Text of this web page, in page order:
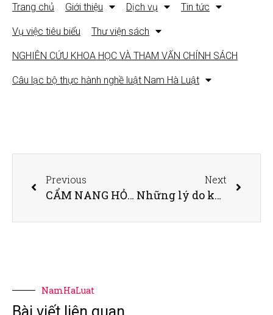
Trang chủ Giới thiệu Dịch vụ Tin tức
Vụ việc tiêu biểu Thư viện sách
NGHIÊN CỨU KHOA HỌC VÀ THAM VẤN CHÍNH SÁCH
Câu lạc bộ thực hành nghề luật Nam Hà Luật
Previous
CẨM NANG HỎI – ĐÁP THỦ TỤC VỀ ĐĂNG KÝ ĐẤT ĐAI VÀ CẤP GIẤY CHỨNG NHẬN QUYỀN SỬ DỤNG ĐẤT, QUYỀN SỞ HỮU NHÀ Ở VÀ TÀI SẢN KHÁC GẮN LIỀN VỚI ĐẤT
Next
Những lý do không mua bán đất bằng hợp đồng ủy quyền
NamHaLuat